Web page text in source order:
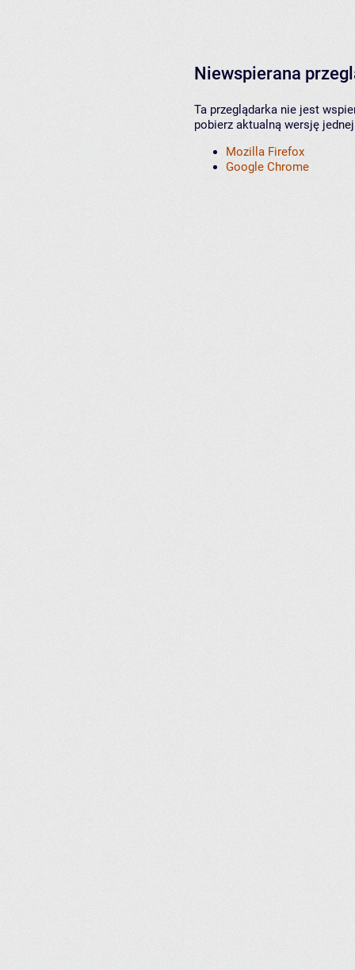
Niewspierana
Ta przeglądarka nie jest
pobierz aktualną wersję
Mozilla Firefox
Google Chrome